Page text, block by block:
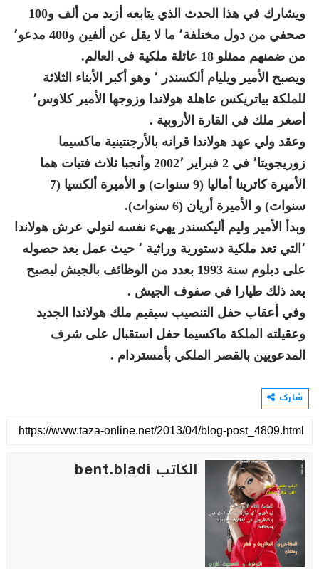
ويشارك في هذا الحدث الذي يتابعه أزيد من ألف و100
صحفي من دول مختلفة٬ ما لا يقل عن ألفين و400 مدعو٬
من ضمنهم ممثلو 18 عائلة ملكية في العالم.
ويصبح الأمير ويليام ألكسندر ٬ وهو أكبر الأبناء الثلاثة
للملكة بياتريكس عاهلة هولاندا وزوجها الأمير كلاوس٬
أصغر ملك في القارة الأروبية .
وعقد ولي عهد هولاندا قرانه بالأرجنتينية ماكسيما
زوريجويتا٬ في 2 فبراير 2002٬ وأنجبا ثلاث فتيات هما
الأميرة كاترينا أماليا (9 سنوات) و الأميرة ألكسيا (7
سنوات) و الأميرة أريان (6 سنوات).
وبدأ الأمير وليم أليكسندر يهيء نفسه لتولي عرش هولاندا
٬التي تعد ملكية دستورية وراثية ٬ حيث عمل بعد حصوله
على دبلوم سنة 1993 بعدد من الوظائف بالجيش ليصبح
بعد ذلك طيارا في صفوف الجيش .
وفي أعقاب حفل التنصيب سيقيم ملك هولاندا الجديد
وعقيلته الملكة ماكسيما حفل استقبال على شرف
المدعويين بالقصر الملكي بأمستردام .
شارك
الكاتب bent.bladi